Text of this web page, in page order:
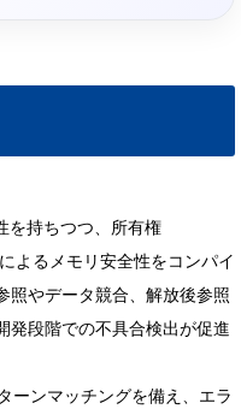
を持ちつつ、所有権
よるメモリ安全性をコンパイ
やデータ競合、解放後参照
発段階での不具合検出が促進
ーンマッチングを備え、エラ